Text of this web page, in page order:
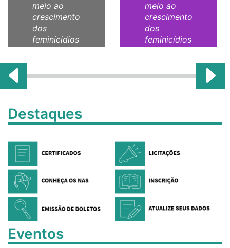
meio ao
crescimento
dos
feminicídios
meio ao
crescimento
dos
feminicídios
Destaques
Eventos